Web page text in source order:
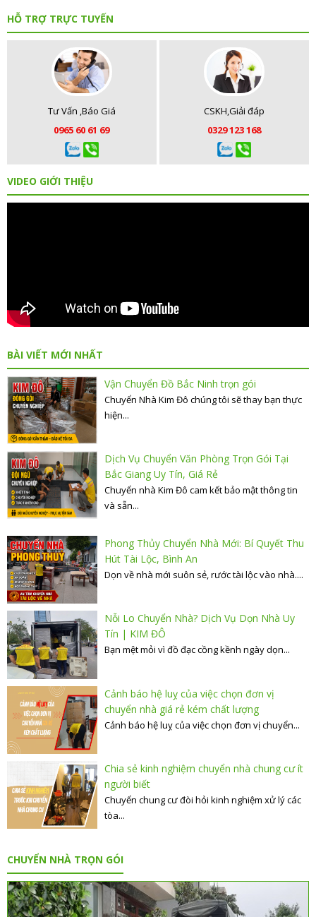
HỖ TRỢ TRỰC TUYẾN
Tư Vấn ,Báo Giá
0965 60 61 69
CSKH,Giải đáp
0329 123 168
VIDEO GIỚI THIỆU
BÀI VIẾT MỚI NHẤT
Vận Chuyển Đồ Bắc Ninh trọn gói
Chuyển Nhà Kim Đô chúng tôi sẽ thay bạn thực
hiện...
Dịch Vụ Chuyển Văn Phòng Trọn Gói Tại
Bắc Giang Uy Tín, Giá Rẻ
Chuyển nhà Kim Đô cam kết bảo mật thông tin
và sẵn...
Phong Thủy Chuyển Nhà Mới: Bí Quyết Thu
Hút Tài Lộc, Bình An
Dọn về nhà mới suôn sẻ, rước tài lộc vào nhà....
Nỗi Lo Chuyển Nhà? Dịch Vụ Dọn Nhà Uy
Tín | KIM ĐÔ
Bạn mệt mỏi vì đồ đạc cồng kềnh ngày dọn...
Cảnh báo hệ luỵ của việc chọn đơn vị
chuyển nhà giá rẻ kém chất lượng
Cảnh báo hệ luỵ của việc chọn đơn vị chuyển...
Chia sẻ kinh nghiệm chuyển nhà chung cư ít
người biết
Chuyển chung cư đòi hỏi kinh nghiệm xử lý các
tòa...
CHUYỂN NHÀ TRỌN GÓI